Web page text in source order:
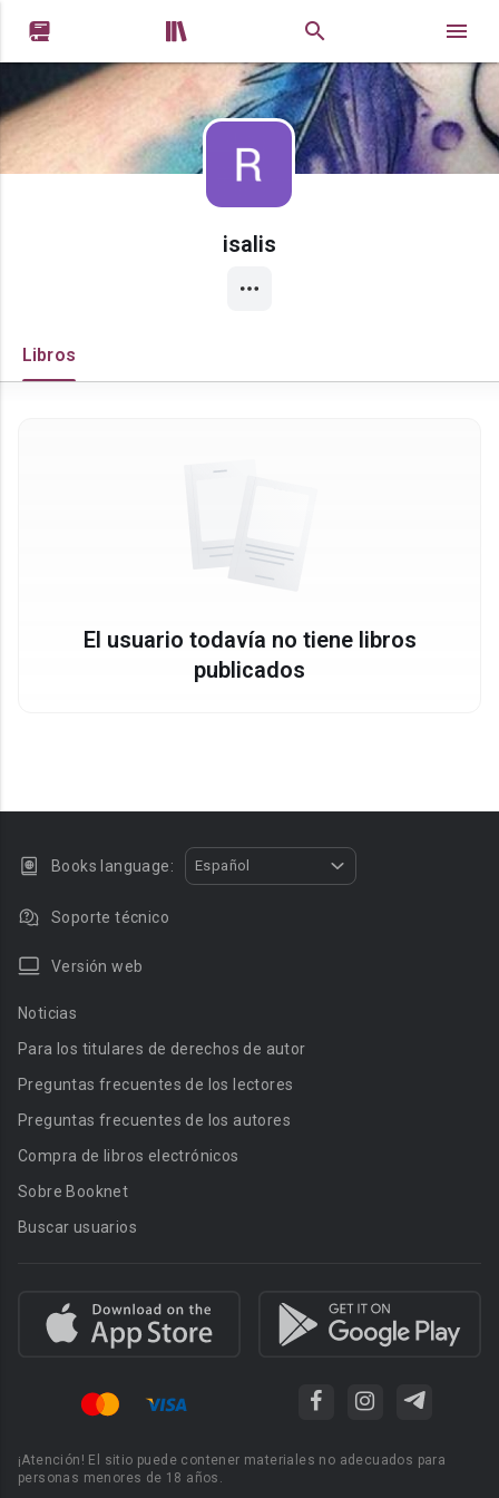
 
isalis
Libros
El usuario todavía no tiene libros
publicados
Books language: Español
Soporte técnico
Versión web
Noticias
Para los titulares de derechos de autor
Preguntas frecuentes de los lectores
Preguntas frecuentes de los autores
Compra de libros electrónicos
Sobre Booknet
Buscar usuarios
¡Atención! El sitio puede contener materiales no adecuados para
personas menores de 18 años.